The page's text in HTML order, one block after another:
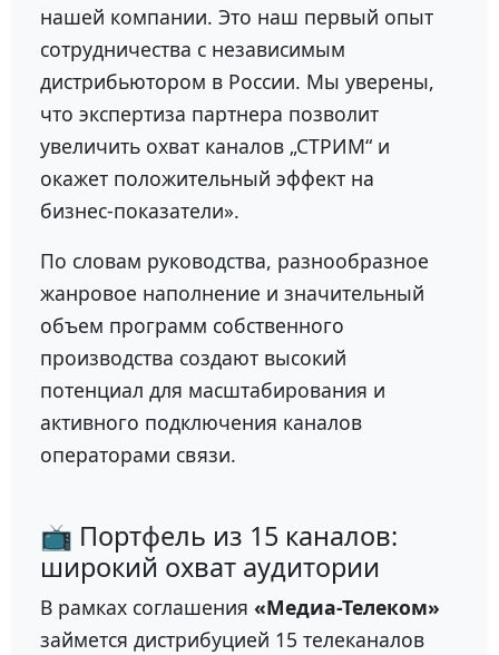
нашей компании. Это наш первый опыт
сотрудничества с независимым
дистрибьютором в России. Мы уверены,
что экспертиза партнера позволит
увеличить охват каналов „СТРИМ“ и
окажет положительный эффект на
бизнес-показатели».
По словам руководства, разнообразное
жанровое наполнение и значительный
объем программ собственного
производства создают высокий
потенциал для масштабирования и
активного подключения каналов
операторами связи.
📺 Портфель из 15 каналов:
широкий охват аудитории
В рамках соглашения «Медиа-Телеком»
займется дистрибуцией 15 телеканалов